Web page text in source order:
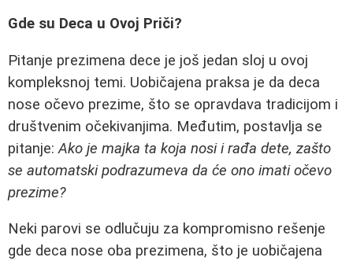
Gde su Deca u Ovoj Priči?
Pitanje prezimena dece je još jedan sloj u ovoj
kompleksnoj temi. Uobičajena praksa je da deca
nose očevo prezime, što se opravdava tradicijom i
društvenim očekivanjima. Međutim, postavlja se
pitanje:Ako je majka ta koja nosi i rađa dete, zašto
se automatski podrazumeva da će ono imati očevo
prezime?
Neki parovi se odlučuju za kompromisno rešenje
gde deca nose oba prezimena, što je uobičajena